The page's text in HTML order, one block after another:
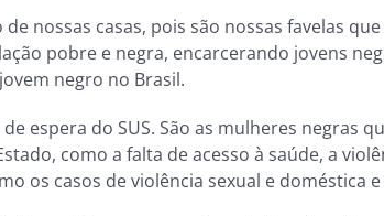
nossas casas, pois são nossas favelas
pobre e negra, encarcerando jovens
negro no Brasil.
espera do SUS. São as mulheres negras
como a falta de acesso à saúde, a
os casos de violência sexual e doméstica